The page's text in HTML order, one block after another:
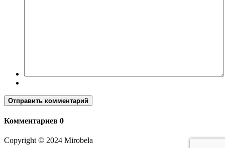
Отправить комментарий
Комментариев 0
Copyright © 2024 Mirobela